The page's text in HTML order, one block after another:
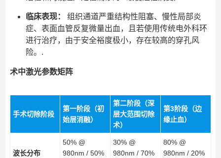
临床表现：
组织通道严重结构性阻塞、慢性局部炎
症、表面血管反复微量出血，且若使用传统电外科环
进行治疗，由于安全裕度极小，存在较高的穿孔风
险。.
术中激光参数矩阵
手术切除阶段
第一阶段（初
始层消融）
第二阶段（深
层大范围切除
术）
第3阶段（边
缘止血）
波长分布
50% @
980nm / 50%
30% @
980nm / 70%
80% @
980nm / 20%